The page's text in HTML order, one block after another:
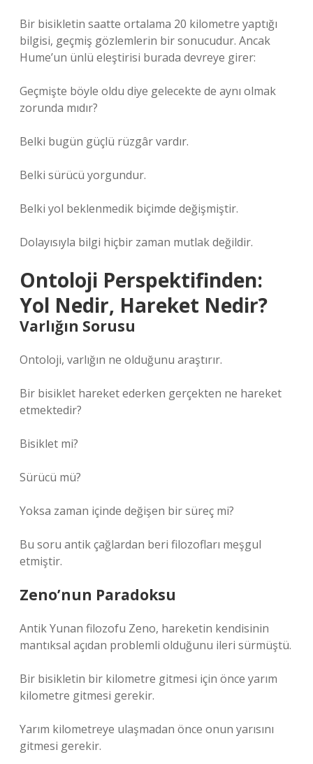
Bir bisikletin saatte ortalama 20 kilometre yaptığı
bilgisi, geçmiş gözlemlerin bir sonucudur. Ancak
Hume’un ünlü eleştirisi burada devreye girer:
Geçmişte böyle oldu diye gelecekte de aynı olmak
zorunda mıdır?
Belki bugün güçlü rüzgâr vardır.
Belki sürücü yorgundur.
Belki yol beklenmedik biçimde değişmiştir.
Dolayısıyla bilgi hiçbir zaman mutlak değildir.
Ontoloji Perspektifinden:
Yol Nedir, Hareket Nedir?
Varlığın Sorusu
Ontoloji, varlığın ne olduğunu araştırır.
Bir bisiklet hareket ederken gerçekten ne hareket
etmektedir?
Bisiklet mi?
Sürücü mü?
Yoksa zaman içinde değişen bir süreç mi?
Bu soru antik çağlardan beri filozofları meşgul
etmiştir.
Zeno’nun Paradoksu
Antik Yunan filozofu Zeno, hareketin kendisinin
mantıksal açıdan problemli olduğunu ileri sürmüştü.
Bir bisikletin bir kilometre gitmesi için önce yarım
kilometre gitmesi gerekir.
Yarım kilometreye ulaşmadan önce onun yarısını
gitmesi gerekir.